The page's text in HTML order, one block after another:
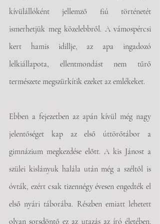
kívülállóként jellemző fiú történetét
ismerhetjük meg közelebbről. A vámospércsi
kert hamis idillje, az apa ingadozó
lelkiállapota, ellentmondást nem tűrő
természete megszürkítik ezeket az emlékeket.
Ebben a fejezetben az apán kívül még nagy
jelentőséget kap az első úttörőtábor a
gimnázium megkezdése előtt. A kis Jánost a
szülei kislányuk halála után még a széltől is
óvták, ezért csak tizennégy évesen engedték el
első nyári táborába. Részben emiatt lehetett
olyan sorsdöntő ez az utazás az író életében.